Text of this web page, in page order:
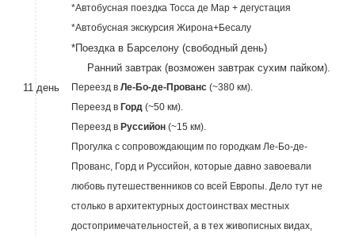
*Автобусная поездка Тосса де Мар + дегустация
*Автобусная экскурсия Жирона+Бесалу
*Поездка в Барселону (свободный день)
11 день
Ранний завтрак (возможен завтрак сухим пайком).
Переезд в Ле-Бо-де-Прованс(~380 км).
Переезд в Горд(~50 км).
Переезд в Руссийон (~15 км).
Прогулка с сопровождающим по городкам Ле-Бо-де-
Прованс, Горд и Руссийон, которые давно завоевали
любовь путешественников со всей Европы. Дело тут не
столько в архитектурных достоинствах местных
достопримечательностей, а в тех живописных видах,